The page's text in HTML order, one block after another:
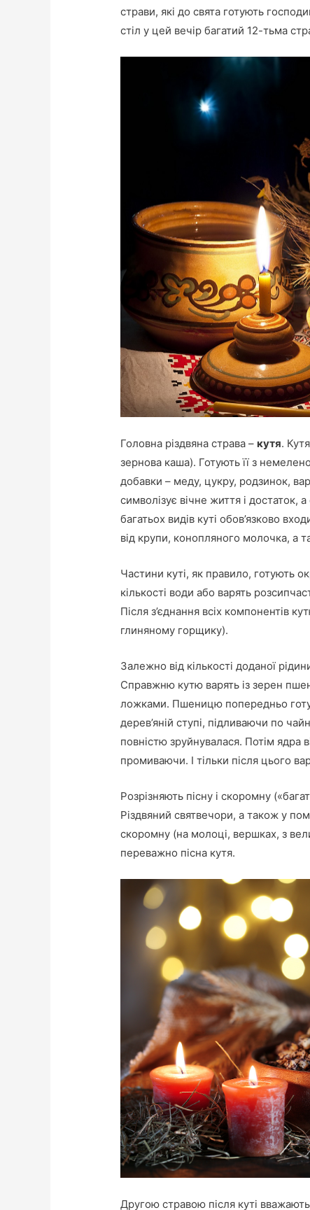
страви, які до свята готують
стіл у цей вечір багатий 12-тьма
Головна різдвяна страва – кутя.
зернова каша). Готують її з
добавки – меду, цукру, родзинок,
символізує вічне життя і достаток,
багатьох видів куті обов’язково
від крупи, конопляного молочка, а
Частини куті, як правило, готують
кількості води або варять
Після з’єднання всіх компонентів
глиняному горщику).
Залежно від кількості доданої
Справжню кутю варять із зерен
ложками. Пшеницю попередньо
дерев’яній ступі, підливаючи по
повністю зруйнувалася. Потім ядра
промиваючи. І тільки після цього
Розрізняють пісну і скоромну
Різдвяний святвечори, а також у
скоромну (на молоці, вершках, з
переважно пісна кутя.
Другою стравою після куті